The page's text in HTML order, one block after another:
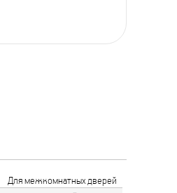
Для межкомнатных дверей